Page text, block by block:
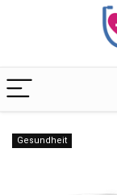
Gesundheit